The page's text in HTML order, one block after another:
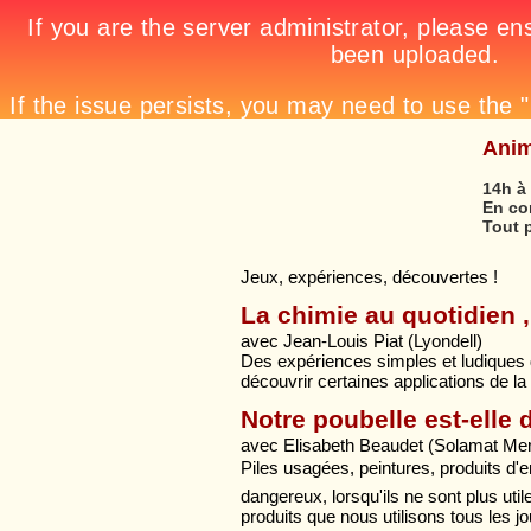
14h à
En
Tout
Jeux, expériences, découvertes !
La chimie au quotidien ,
avec Jean-Louis Piat (Lyondell)
Des expériences simples et
découvrir certaines applications de
Notre poubelle est-elle
avec Elisabeth Beaudet (Solamat
Piles usagées, peintures, produits
dangereux, lorsqu'ils ne sont plus
produits que nous utilisons tous les